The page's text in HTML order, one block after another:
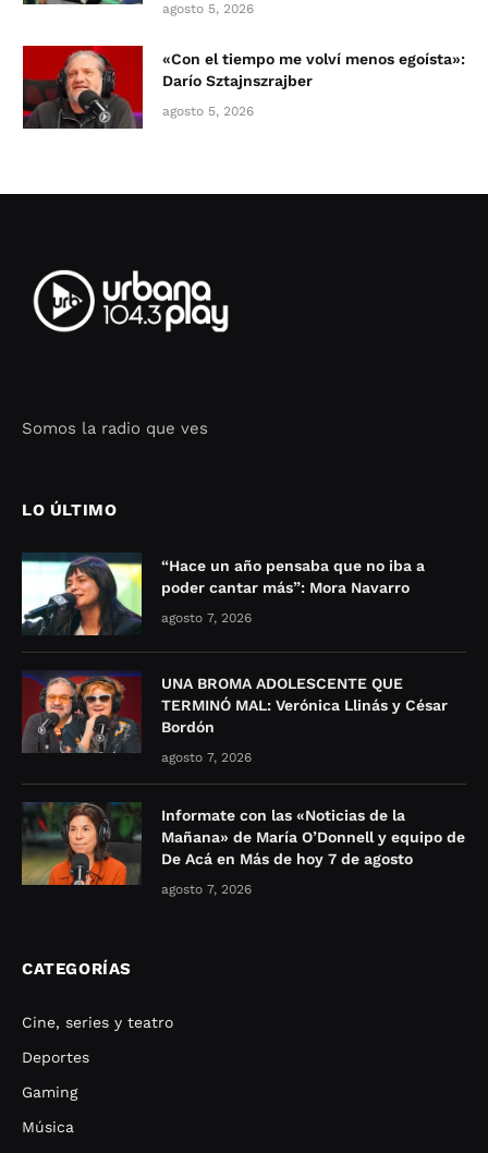
agosto 5, 2026
«Con el tiempo me volví menos egoísta»:
Darío Sztajnszrajber
agosto 5, 2026
Somos la radio que ves
LO ÚLTIMO
“Hace un año pensaba que no iba a
poder cantar más”: Mora Navarro
agosto 7, 2026
UNA BROMA ADOLESCENTE QUE
TERMINÓ MAL: Verónica Llinás y César
Bordón
agosto 7, 2026
Informate con las «Noticias de la
Mañana» de María O’Donnell y equipo de
De Acá en Más de hoy 7 de agosto
agosto 7, 2026
CATEGORÍAS
Cine, series y teatro
Deportes
Gaming
Música